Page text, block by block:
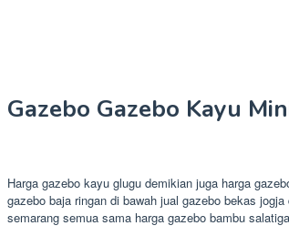
Gazebo Gazebo Kayu
Harga gazebo kayu glugu demikian juga harga
gazebo baja ringan di bawah jual gazebo bekas
semarang semua sama harga gazebo bambu